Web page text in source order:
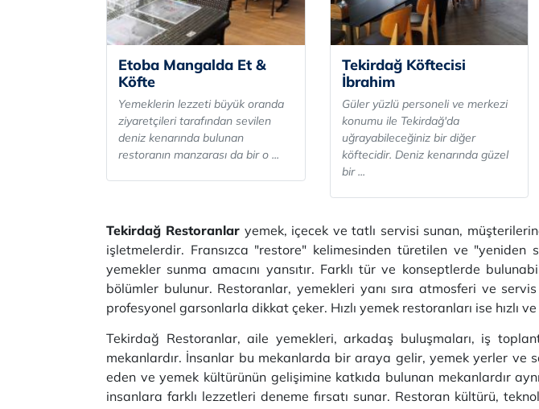
Etoba Mangalda Et &
Köfte
Yemeklerin lezzeti büyük oranda
ziyaretçileri tarafından sevilen
deniz kenarında bulunan
restoranın manzarası da bir o ...
Tekirdağ Köftecisi
İbrahim
Güler yüzlü personeli ve merkezi
konumu ile Tekirdağ'da
uğrayabileceğiniz bir diğer
köftecidir. Deniz kenarında güzel
bir ...
Tekirdağ Restoranlar yemek, içecek ve tatlı servisi sunan,
işletmelerdir. Fransızca "restore" kelimesinden türetilen ve "yeniden
yemekler sunma amacını yansıtır. Farklı tür ve konseptlerde
bölümler bulunur. Restoranlar, yemekleri yanı sıra atmosferi ve
profesyonel garsonlarla dikkat çeker. Hızlı yemek restoranları ise hızlı
Tekirdağ Restoranlar, aile yemekleri, arkadaş buluşmaları, iş
mekanlardır. İnsanlar bu mekanlarda bir araya gelir, yemek yerler ve
eden ve yemek kültürünün gelişimine katkıda bulunan mekanlardır
insanlara farklı lezzetleri deneme fırsatı sunar. Restoran kültürü,